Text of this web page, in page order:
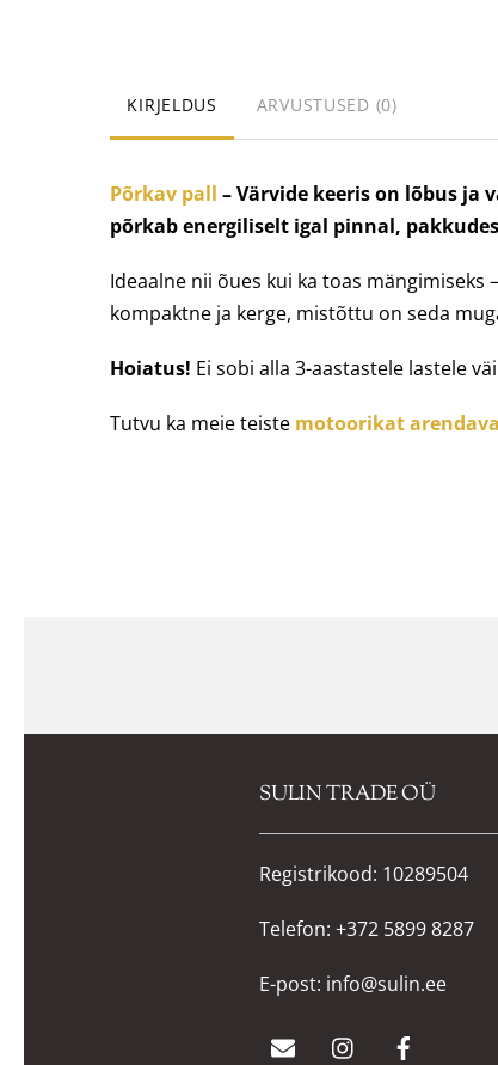
KIRJELDUS ARVUSTUSED (0)
Põrkav pall – Värvide keerison lõbus ja
põrkab energiliselt igal pinnal,
Ideaalne nii õues kui ka toas
kompaktne ja kerge, mistõttu on seda
Hoiatus! Ei sobi alla 3-aastastele lastele
Tutvu ka meie teiste motoorikat
SULIN TRADE OÜ
Registrikood: 10289504
Telefon:+372 5899 8287
E-post: info@sulin.ee